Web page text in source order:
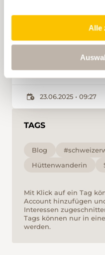
Alle
MEHR INFOS
23.06.2025 • 09:27
TAGS
Blog
Hüttenwanderin
Mit Klick auf ein Tag
Account hinzufügen
Interessen
Tags können nur in
werden.